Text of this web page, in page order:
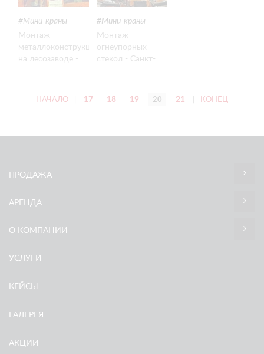
Мини-краны
Монтаж
металлоконструкций
на лесозаводе -
Мини-краны
Монтаж
огнеупорных
стекол - Санкт-
НАЧАЛО 17 18 19 20 21 КОНЕЦ
ПРОДАЖА
АРЕНДА
О КОМПАНИИ
УСЛУГИ
КЕЙСЫ
ГАЛЕРЕЯ
АКЦИИ